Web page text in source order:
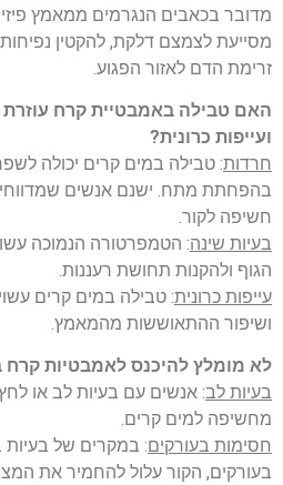
מדובר בכאבים הנגרמים ממאמץ
מסייעת לצמצם דלקת, להקטין
זרימת הדם לאזור הפגוע.
האם טבילה באמבטיית קרח עוזרת
ועייפות כרונית?
חרדות: טבילה במים קרים יכולה
בהפחתת מתח. ישנם אנשים
חשיפה לקור.
בעיות שינה: הטמפרטורה הנמוכה
הגוף ולהקנות תחושת רעננות.
עייפות כרונית: טבילה במים קרים
ושיפור ההתאוששות מהמאמץ.
לא מומלץ להיכנס לאמבטיות
בעיות לב: אנשים עם בעיות לב או
מחשיפה למים קרים.
חסימות בעורקים: במקרים של
בעורקים, הקור עלול להחמיר את